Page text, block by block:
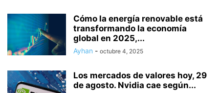
Cómo la energía renovable está
transformando la economía
global en 2025,...
Ayhan - octubre 4, 2025
Los mercados de valores hoy, 29
de agosto. Nvidia cae según...